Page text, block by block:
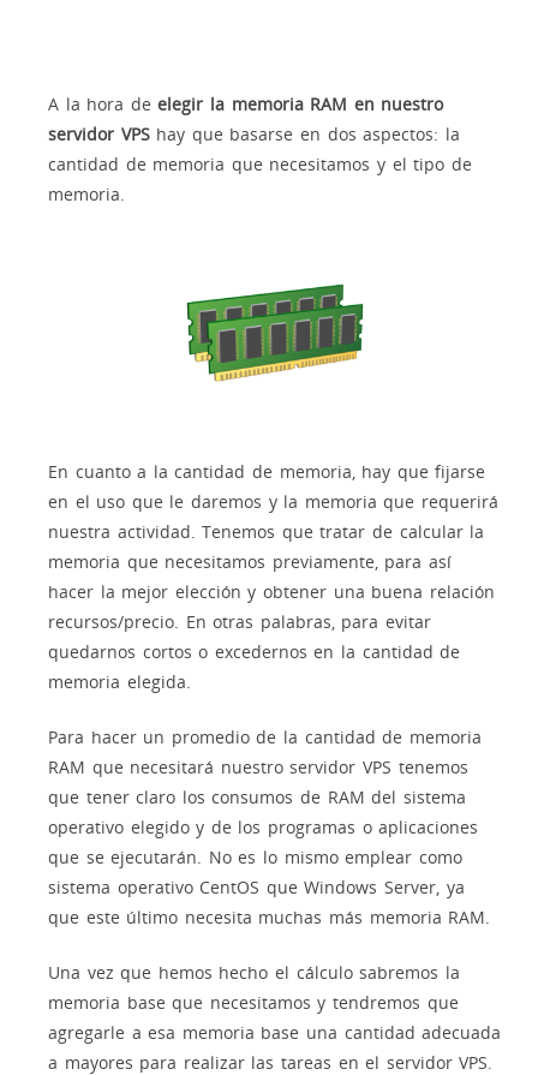
A la hora deelegir la memoria RAM en nuestro
servidor VPShay que basarse en dos aspectos: la
cantidad de memoria que necesitamos y el tipo de
memoria.
En cuanto a la cantidad de memoria, hay que fijarse
en el uso que le daremos y la memoria que requerirá
nuestra actividad. Tenemos que tratar de calcular la
memoria que necesitamos previamente, para así
hacer la mejor elección y obtener una buena relación
recursos/precio. En otras palabras, para evitar
quedarnos cortos o excedernos en la cantidad de
memoria elegida.
Para hacer un promedio de la cantidad de memoria
RAM que necesitará nuestro servidor VPS tenemos
que tener claro los consumos de RAM del sistema
operativo elegido y de los programas o aplicaciones
que se ejecutarán. No es lo mismo emplear como
sistema operativo CentOS que Windows Server, ya
que este último necesita muchas más memoria RAM.
Una vez que hemos hecho el cálculo sabremos la
memoria base que necesitamos y tendremos que
agregarle a esa memoria base una cantidad adecuada
a mayores para realizar las tareas en el servidor VPS.